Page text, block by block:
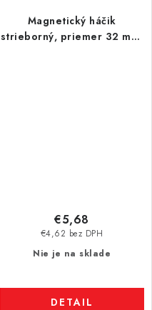
Magnetický háčik
strieborný, priemer 32 mm,
Nie je na sklade
€4,62 bez DPH
€5,68
DETAIL